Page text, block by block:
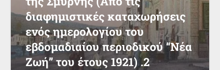
διαφημιστικές καταχωρήσεις
ενός ημερολογίου του
εβδομαδιαίου περιοδικού “Νέα
Ζωή” του έτους 1921) .2